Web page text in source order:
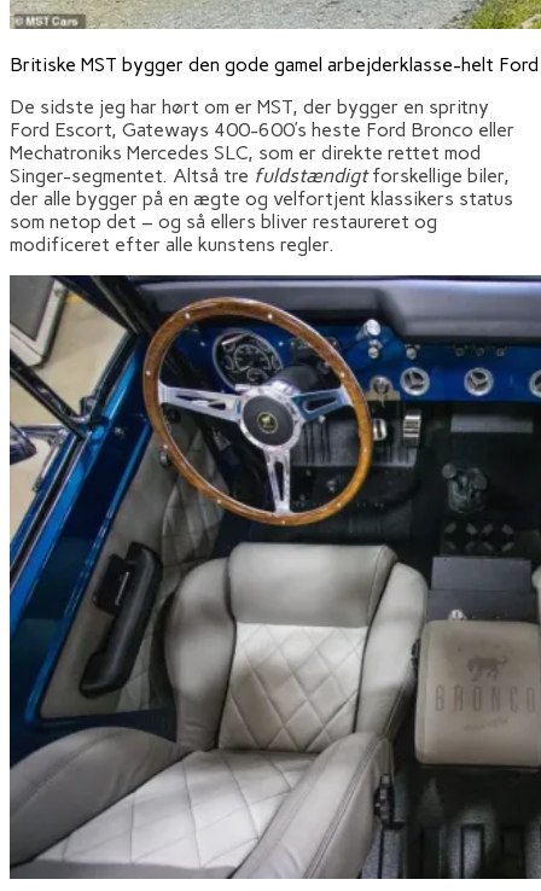
Britiske MST bygger den gode gamel arbejderklasse-helt
De sidste jeg har hørt om er MST, der bygger en spritny
Ford Escort, Gateways 400-600’s heste Ford Bronco eller
Mechatroniks Mercedes SLC, som er direkte rettet mod
Singer-segmentet. Altså tre fuldstændigtforskellige biler,
der alle bygger på en ægte og velfortjent klassikers status
som netop det – og så ellers bliver restaureret og
modificeret efter alle kunstens regler.